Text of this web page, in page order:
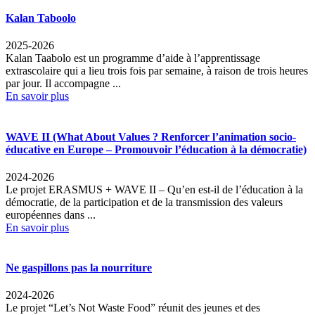
Kalan Taboolo
2025-2026
Kalan Taabolo est un programme d’aide à l’apprentissage
extrascolaire qui a lieu trois fois par semaine, à raison de trois heures
par jour. Il accompagne ...
En savoir plus
WAVE II (What About Values ? Renforcer l’animation socio-
éducative en Europe – Promouvoir l’éducation à la démocratie)
2024-2026
Le projet ERASMUS + WAVE II – Qu’en est-il de l’éducation à la
démocratie, de la participation et de la transmission des valeurs
européennes dans ...
En savoir plus
Ne gaspillons pas la nourriture
2024-2026
Le projet “Let’s Not Waste Food” réunit des jeunes et des